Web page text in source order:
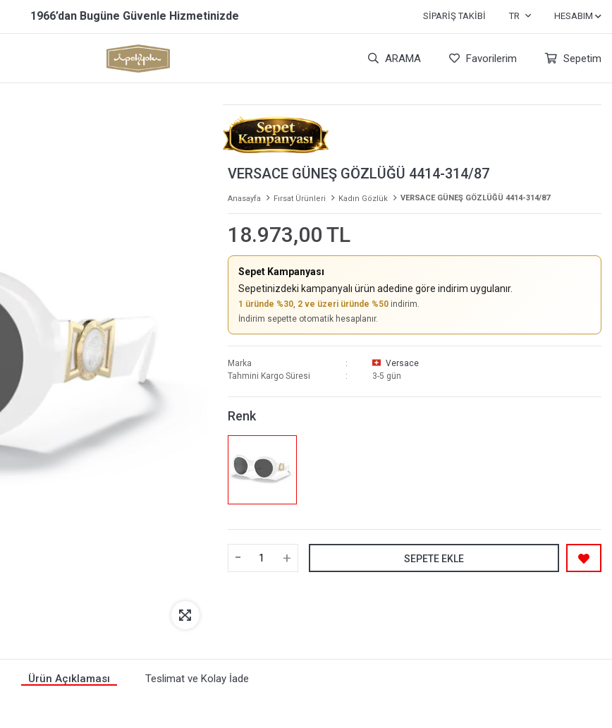
1966’dan Bugüne Güvenle Hizmetinizde SIPARIŞ TAKIBI TR HESABIM
ARAMA Favorilerim Sepetim
VERSACE GÜNEŞ GÖZLÜĞÜ 4414-314/87
Anasayfa Fırsat Ürünleri Kadın Gözlük VERSACE GÜNEŞ GÖZLÜĞÜ 4414-314/87
18.973,00 TL
Sepet Kampanyası
Sepetinizdeki kampanyalı ürün adedine göre indirim uygulanır.
1 üründe %30, 2 ve üzeri üründe %50indirim.
İndirim sepette otomatik hesaplanır.
Marka
Versace
Tahmini Kargo Süresi
3-5 gün
Renk
- + SEPETE EKLE
Ürün Açıklaması Teslimat ve Kolay İade